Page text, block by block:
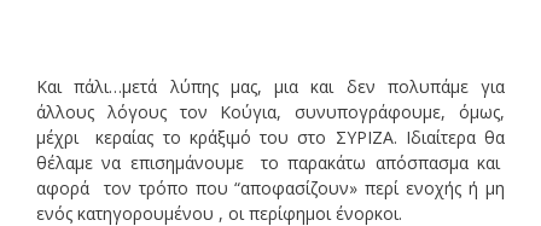
Και πάλι…μετά λύπης μας, μια και δεν πολυπάμε για
άλλους λόγους τον Κούγια, συνυπογράφουμε, όμως,
μέχρι κεραίας το κράξιμό του στο ΣΥΡΙΖΑ. Ιδιαίτερα θα
θέλαμε να επισημάνουμε το παρακάτω απόσπασμα και
αφορά τον τρόπο που “αποφασίζουν» περί ενοχής ή μη
ενός κατηγορουμένου , οι περίφημοι ένορκοι.